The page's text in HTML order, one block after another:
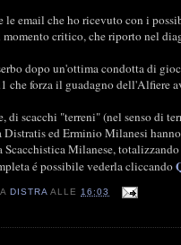
le email che ho ricevuto con i
critico, che riporto nel
dopo un'ottima condotta di
che forza il guadagno dell'Alfiere
di scacchi "terreni" (nel senso di
ed Erminio Milanesi
Scacchistica Milanese,
é possibile vederla cliccando
DISTRA ALLE16:03